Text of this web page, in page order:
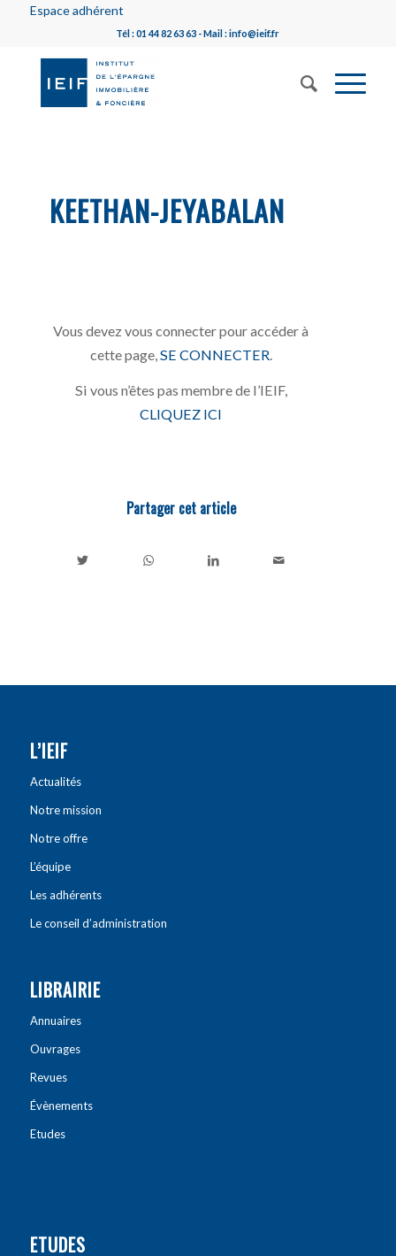
Espace adhérent
Tél : 01 44 82 63 63 - Mail : info@ieif.fr
KEETHAN-JEYABALAN
Vous devez vous connecter pour accéder à
cette page, SE CONNECTER
Si vous n’êtes pas membre de l’IEIF,
CLIQUEZ ICI
Partager cet article
L’IEIF
Actualités
Notre mission
Notre offre
L’équipe
Les adhérents
Le conseil d’administration
LIBRAIRIE
Annuaires
Ouvrages
Revues
Évènements
Etudes
ETUDES